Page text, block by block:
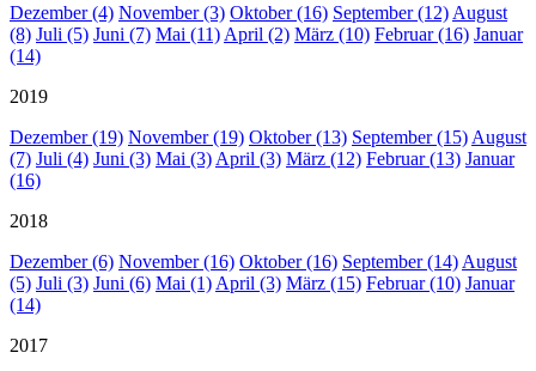
Dezember (4) November (3) Oktober (16) September (12) August
(8) Juli (5) Juni (7) Mai (11) April (2) März (10) Februar (16) Januar
(14)
2019
Dezember (19) November (19) Oktober (13) September (15) August
(7) Juli (4) Juni (3) Mai (3) April (3) März (12) Februar (13) Januar
(16)
2018
Dezember (6) November (16) Oktober (16) September (14) August
(5) Juli (3) Juni (6) Mai (1) April (3) März (15) Februar (10) Januar
(14)
2017